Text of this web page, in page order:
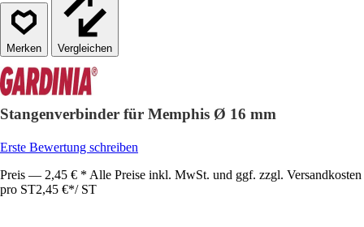
Vergleichen
Stangenverbinder für Memphis Ø 16 mm
Erste Bewertung schreiben
Preis — 2,45 € * Alle Preise inkl. MwSt. und ggf. zzgl. Versandkosten
pro ST2,45 €*/ ST